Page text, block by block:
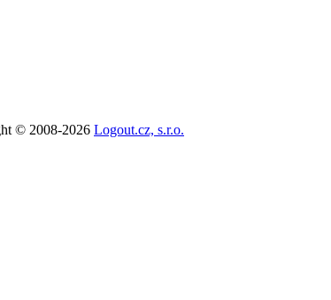
© 2008-2026 Logout.cz, s.r.o.